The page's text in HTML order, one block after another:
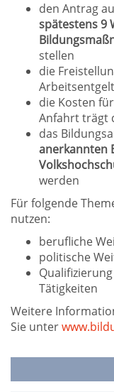
den Antrag
spätestens 9
stellen
die
die Kosten
Anfahrt trägt
das
anerkannten
werden
Für folgende
nutzen:
berufliche
politische
Tätigkeiten
Weitere
Sie unter